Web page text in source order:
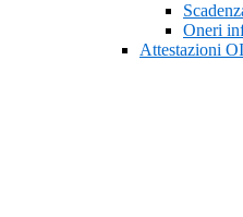
Oneri
Attestazioni